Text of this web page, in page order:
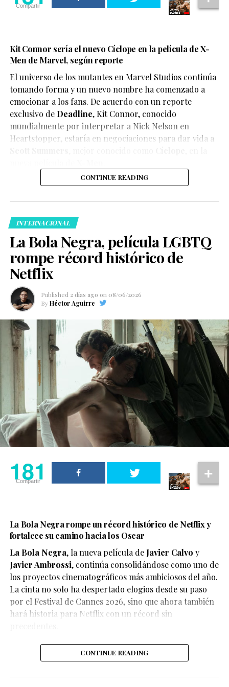
Compartir
Kit Connor sería el nuevo Cíclope en la película de X-
Men de Marvel, según reporte
El universo de los mutantes en Marvel Studios continúa
tomando forma y un nuevo nombre ha comenzado a
emocionar a los fans. De acuerdo con un reporte
exclusivo de Deadline,Kit Connor, conocido
mundialmente por interpretar a Nick Nelson en
Heartstopper, estaría en negociaciones para dar vida a
Según el medio estadounidense, Marvel Studios realizó
para interpretar al líder de los mutantes en el esperado
reinicio de la franquicia.
CONTINUE READING
INTERNACIONAL
La Bola Negra, película LGBTQ
rompe récord histórico de
Netflix
Published 2 días ago on 08/06/2026
By Héctor Aguirre
181
Compartir
La Bola Negra rompe un récord histórico de Netflix y
fortalece su camino hacia los Oscar
La Bola Negra, la nueva película de Javier Calvo y
Javier Ambrossi, continúa consolidándose como uno de
los proyectos cinematográficos más ambiciosos del año.
La cinta no solo ha despertado elogios desde su paso
por el Festival de Cannes 2026, sino que ahora también
hará historia para Netflix con un récord sin
CONTINUE READING